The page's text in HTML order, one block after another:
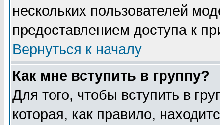
нескольких пользователей
предоставлением доступа к
Вернуться к началу
Как мне вступить в группу?
Для того, чтобы вступить в
которая, как правило,